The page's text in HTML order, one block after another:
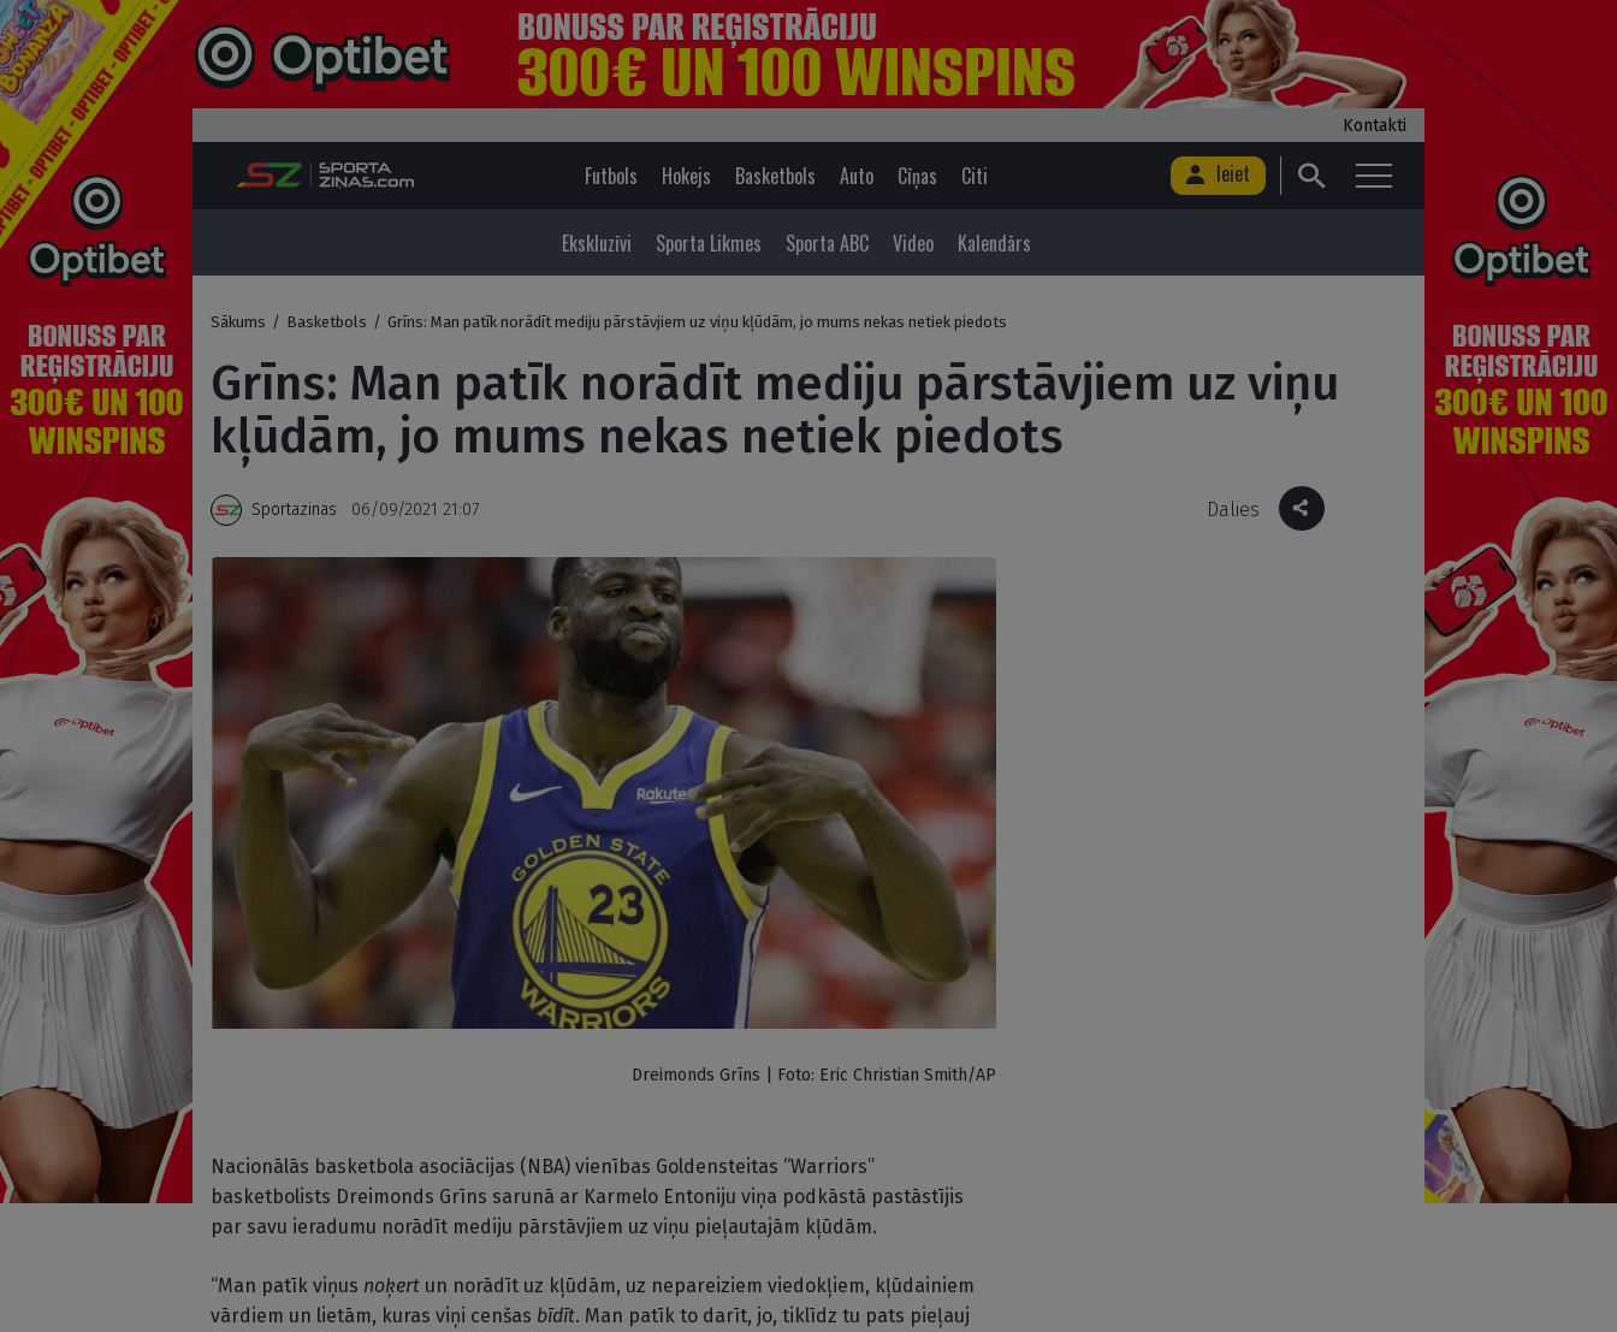
Kontakti
Futbols Hokejs Basketbols Auto Cīņas Citi Ieiet
Ekskluzīvi Sporta Likmes Sporta ABC Video Kalendārs
Sākums / Basketbols / Grīns: Man patīk norādīt mediju pārstāvjiem uz viņu kļūdām, jo mums nekas netiek piedots
Grīns: Man patīk norādīt mediju pārstāvjiem uz viņu
kļūdām, jo mums nekas netiek piedots
Sportazinas 06/09/2021 21:07 Dalies
Dreimonds Grīns | Foto: Eric Christian Smith/AP
Nacionālās basketbola asociācijas (NBA) vienības Goldensteitas “Warriors”
basketbolists Dreimonds Grīns sarunā ar Karmelo Entoniju viņa podkāstā pastāstījis
par savu ieradumu norādīt mediju pārstāvjiem uz viņu pieļautajām kļūdām.
“Man patīk viņus noķert un norādīt uz kļūdām, uz nepareiziem viedokļiem, kļūdainiem
vārdiem un lietām, kuras viņi cenšas bīdīt. Man patīk to darīt, jo, tiklīdz tu pats pieļauj